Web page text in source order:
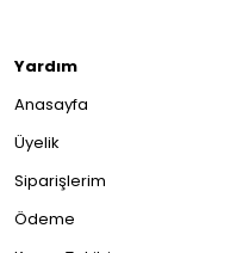
Yardım
Anasayfa
Üyelik
Siparişlerim
Ödeme